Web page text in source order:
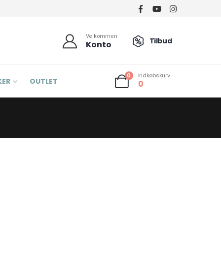
Velkommen
Konto Tilbud
OUTLET
0 Indkøbskurv
0